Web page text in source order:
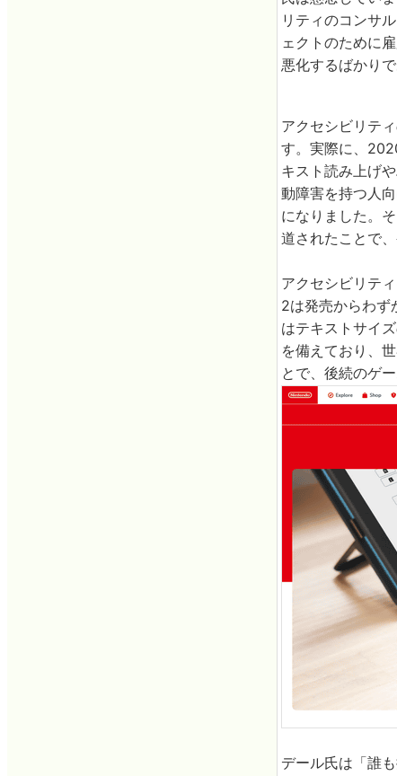
リティのコンサ
ェクトのために
悪化するばかりで
アクセシビリテ
す。実際に、
キスト読み上げ
動障害を持つ人
になりました。
道されたことで
アクセシビリテ
2は発売からわ
はテキストサイ
を備えており、
とで、後続のゲ
デール氏は「誰